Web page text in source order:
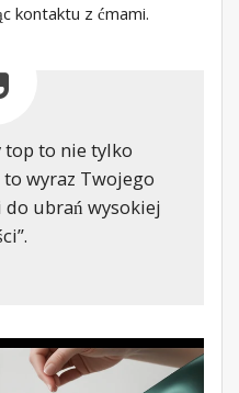
kontaktu z ćmami.
top to nie tylko
wyraz Twojego
ubrań wysokiej